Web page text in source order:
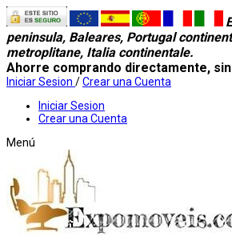
peninsula, Baleares, Portugal
metroplitane, Italia continentale.
Ahorre comprando directamente,
Iniciar Sesion /Crear una Cuenta
Iniciar Sesion
Crear una Cuenta
Menú